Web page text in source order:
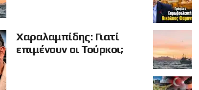
Χαραλαμπίδης: Γιατί
επιμένουν οι Τούρκοι;